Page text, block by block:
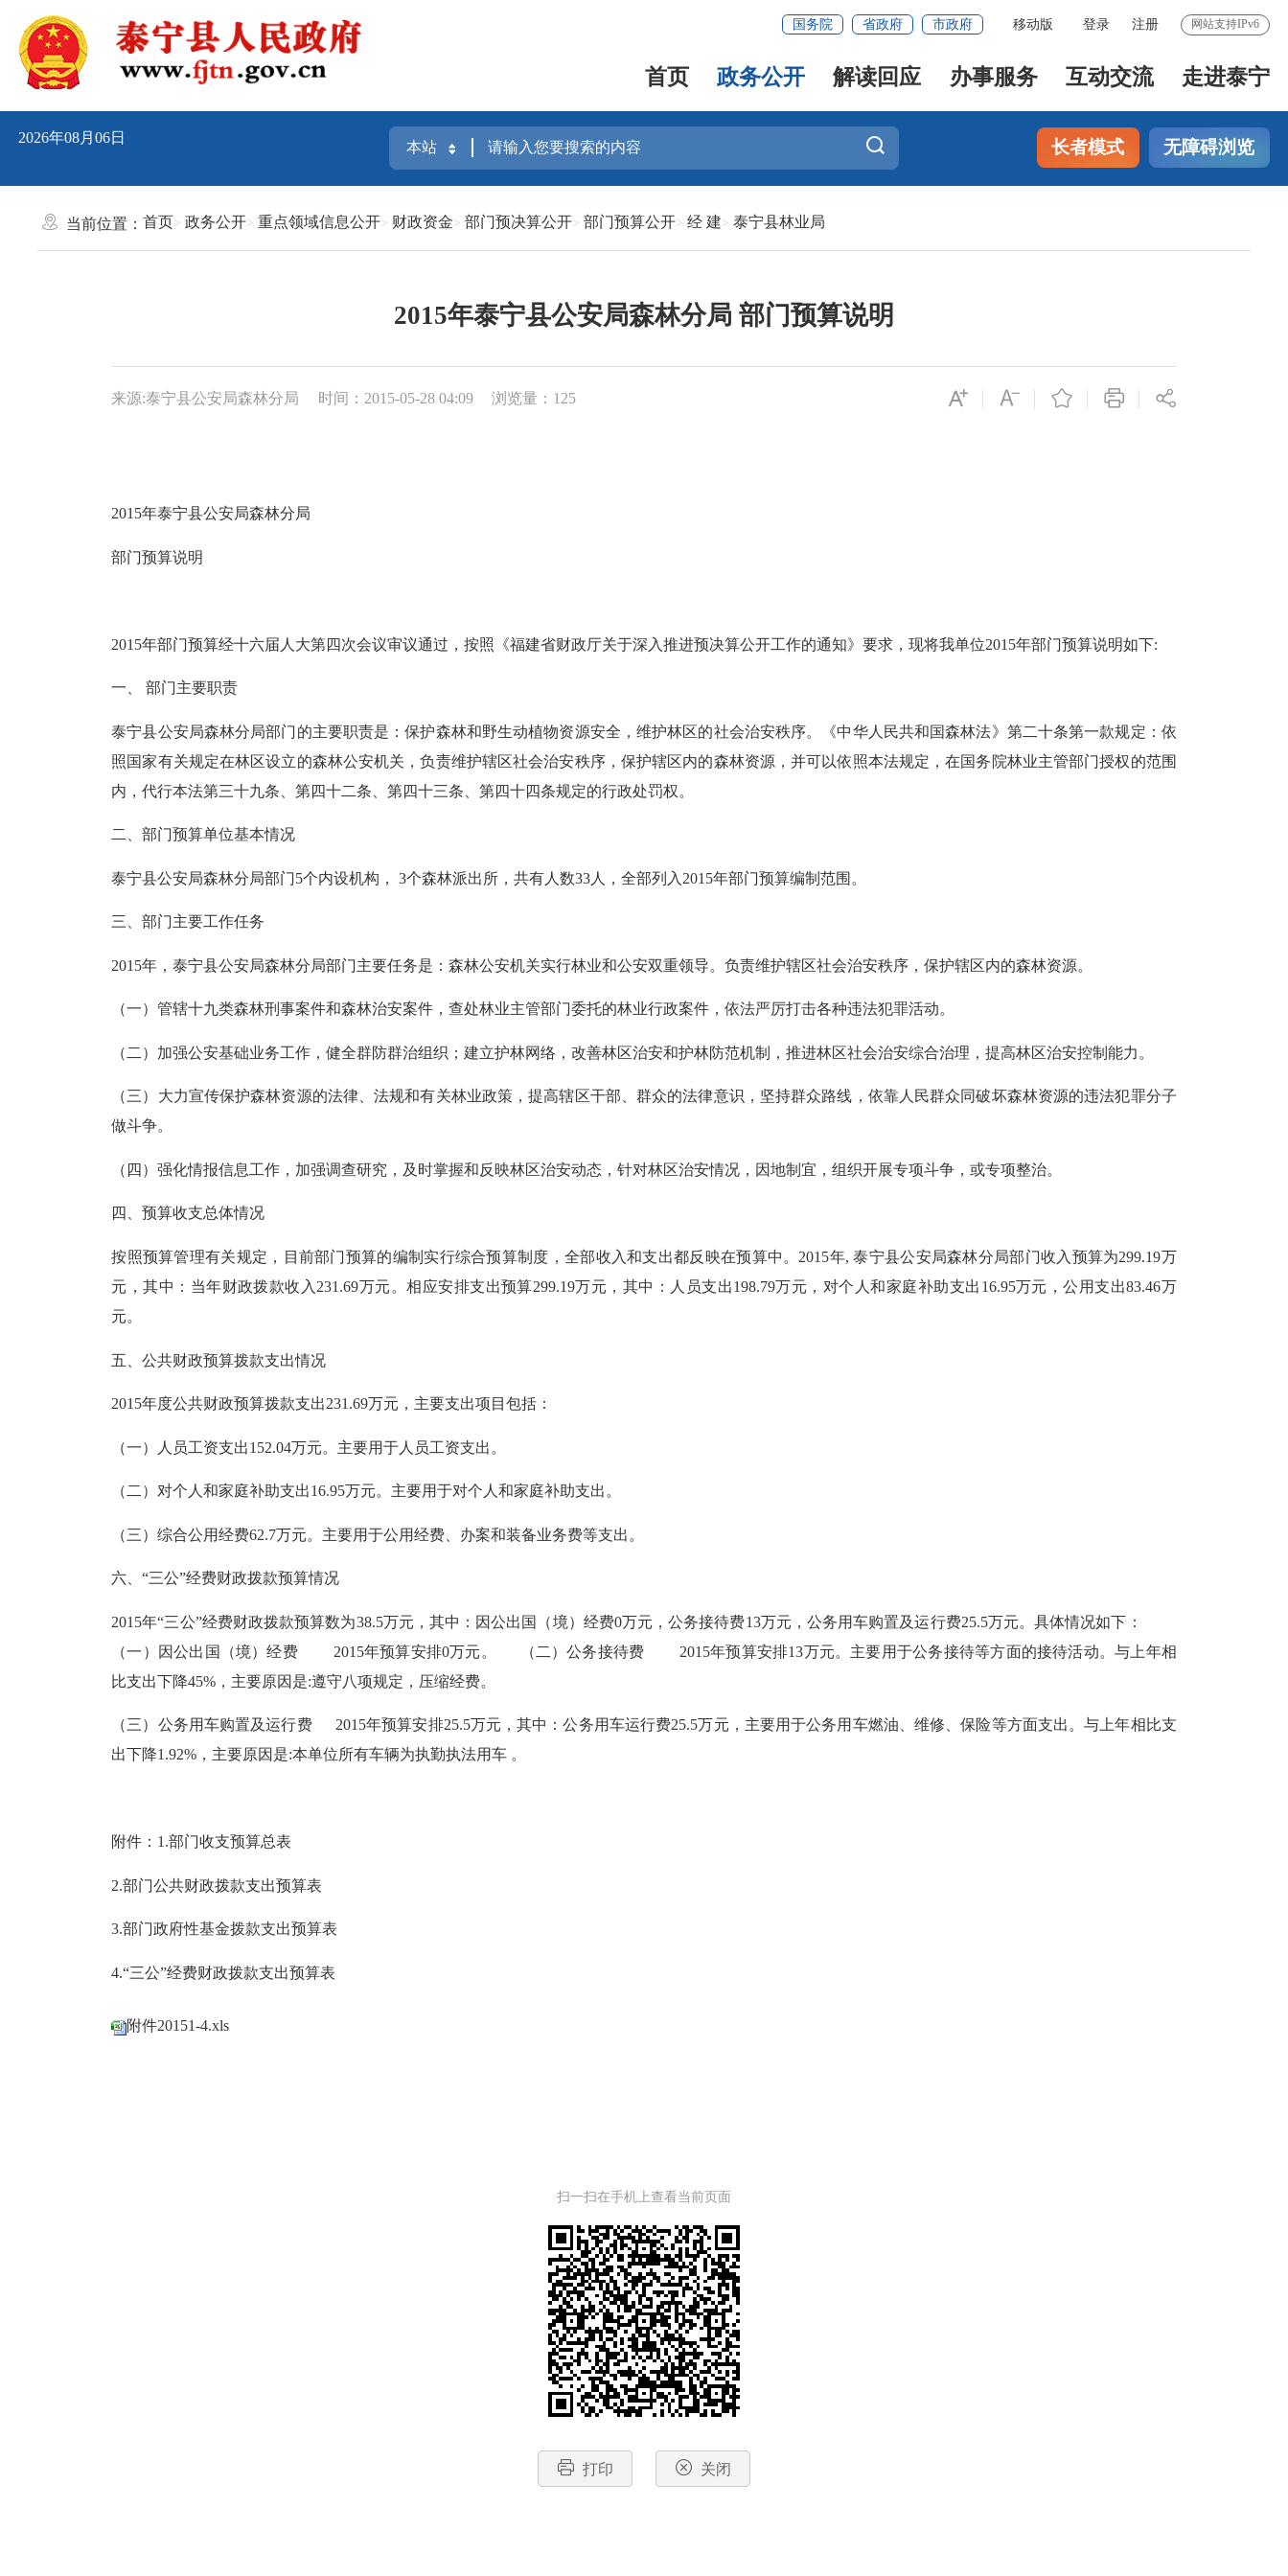
国务院 省政府 市政府 移动版 登录 注册 网站支持IPv6
首页 政务公开 解读回应 办事服务 互动交流 走进泰宁
2026年08月06日 长者模式 无障碍浏览
当前位置：首页 政务公开 重点领域信息公开 财政资金 部门预决算公开 部门预算公开 经 建 泰宁县林业局
2015年泰宁县公安局森林分局 部门预算说明
来源:泰宁县公安局森林分局 时间：2015-05-28 04:09 浏览量：125
2015年泰宁县公安局森林分局
部门预算说明
2015年部门预算经十六届人大第四次会议审议通过，按照《福建省财政厅关于深入推进预决算公开工作的通知》要求，现将我单位2015年部门预算说明如下:
一、 部门主要职责
泰宁县公安局森林分局部门的主要职责是：保护森林和野生动植物资源安全，维护林区的社会治安秩序。《中华人民共和国森林法》第二十条第一款规定：依
照国家有关规定在林区设立的森林公安机关，负责维护辖区社会治安秩序，保护辖区内的森林资源，并可以依照本法规定，在国务院林业主管部门授权的范围
内，代行本法第三十九条、第四十二条、第四十三条、第四十四条规定的行政处罚权。
二、部门预算单位基本情况
泰宁县公安局森林分局部门5个内设机构， 3个森林派出所，共有人数33人，全部列入2015年部门预算编制范围。
三、部门主要工作任务
2015年，泰宁县公安局森林分局部门主要任务是：森林公安机关实行林业和公安双重领导。负责维护辖区社会治安秩序，保护辖区内的森林资源。
（一）管辖十九类森林刑事案件和森林治安案件，查处林业主管部门委托的林业行政案件，依法严厉打击各种违法犯罪活动。
（二）加强公安基础业务工作，健全群防群治组织；建立护林网络，改善林区治安和护林防范机制，推进林区社会治安综合治理，提高林区治安控制能力。
（三）大力宣传保护森林资源的法律、法规和有关林业政策，提高辖区干部、群众的法律意识，坚持群众路线，依靠人民群众同破坏森林资源的违法犯罪分子
做斗争。
（四）强化情报信息工作，加强调查研究，及时掌握和反映林区治安动态，针对林区治安情况，因地制宜，组织开展专项斗争，或专项整治。
四、预算收支总体情况
按照预算管理有关规定，目前部门预算的编制实行综合预算制度，全部收入和支出都反映在预算中。2015年, 泰宁县公安局森林分局部门收入预算为299.19万
元，其中：当年财政拨款收入231.69万元。相应安排支出预算299.19万元，其中：人员支出198.79万元，对个人和家庭补助支出16.95万元，公用支出83.46万
元。
五、公共财政预算拨款支出情况
2015年度公共财政预算拨款支出231.69万元，主要支出项目包括：
（一）人员工资支出152.04万元。主要用于人员工资支出。
（二）对个人和家庭补助支出16.95万元。主要用于对个人和家庭补助支出。
（三）综合公用经费62.7万元。主要用于公用经费、办案和装备业务费等支出。
六、“三公”经费财政拨款预算情况
2015年“三公”经费财政拨款预算数为38.5万元，其中：因公出国（境）经费0万元，公务接待费13万元，公务用车购置及运行费25.5万元。具体情况如下：
（一）因公出国（境）经费 2015年预算安排0万元。 （二）公务接待费 2015年预算安排13万元。主要用于公务接待等方面的接待活动。与上年相
比支出下降45%，主要原因是:遵守八项规定，压缩经费。
（三）公务用车购置及运行费 2015年预算安排25.5万元，其中：公务用车运行费25.5万元，主要用于公务用车燃油、维修、保险等方面支出。与上年相比支
出下降1.92%，主要原因是:本单位所有车辆为执勤执法用车 。
附件：1.部门收支预算总表
2.部门公共财政拨款支出预算表
3.部门政府性基金拨款支出预算表
4.“三公”经费财政拨款支出预算表
附件20151-4.xls
扫一扫在手机上查看当前页面
打印 关闭